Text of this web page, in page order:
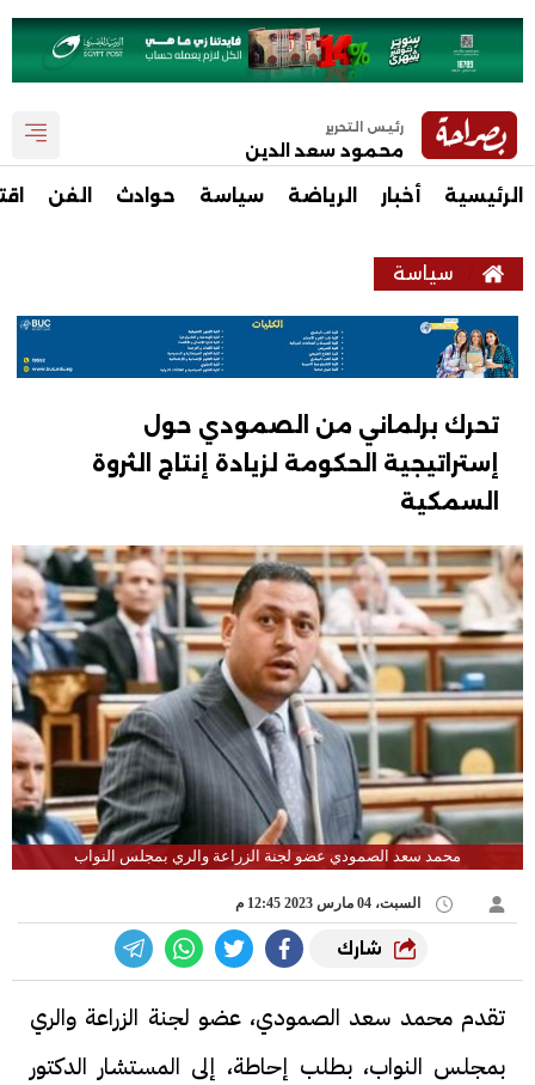
رئيس التحرير
محمود سعد الدين
الرئيسية أخبار الرياضة سياسة حوادث الفن
سياسة
تحرك برلماني من الصمودي حول
إستراتيجية الحكومة لزيادة إنتاج الثروة
السمكية
محمد سعد الصمودي عضو لجنة الزراعة والري بمجلس النواب
السبت، 04 مارس 2023 12:45 م
شارك
تقدم محمد سعد الصمودي، عضو لجنة الزراعة والري
بمجلس النواب، بطلب إحاطة، إلى المستشار الدكتور